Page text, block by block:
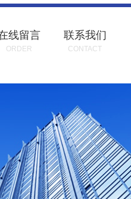
线留言
ORDER
联系我们
CONTACT